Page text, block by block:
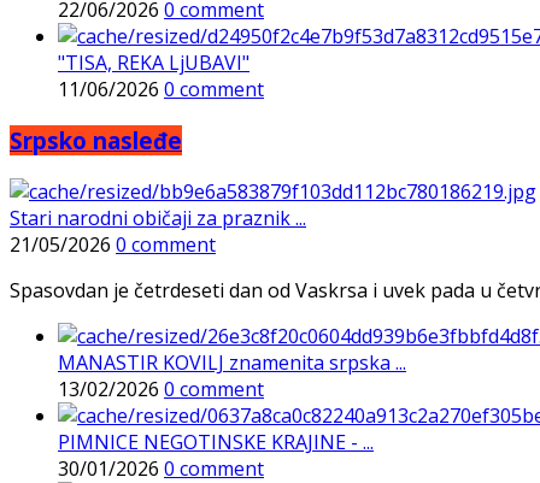
22/06/2026 0 comment
"TISA, REKA LjUBAVI"
11/06/2026 0 comment
Srpsko nasleđe
Stari narodni običaji za praznik ...
21/05/2026 0 comment
Spasovdan je četrdeseti dan od Vaskrsa i uvek pada u
MANASTIR KOVILJ znamenita srpska ...
13/02/2026 0 comment
PIMNICE NEGOTINSKE KRAJINE - ...
30/01/2026 0 comment